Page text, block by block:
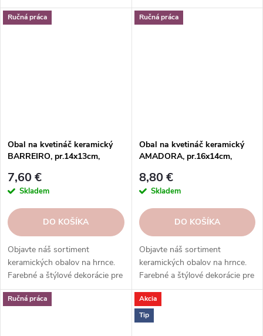
vaše rastliny. Objednajte si ešte
dnes.
vaše rastliny. Objednajte si ešte
dnes.
Ručná práca
Obal na kvetináč keramický
BARREIRO, pr.14x13cm,
7,60 €
Skladem
DO KOŠÍKA
Objavte náš sortiment
keramických obalov na hrnce.
Farebné a štýlové dekorácie pre
vaše rastliny. Objednajte si ešte
dnes.
Ručná práca
Obal na kvetináč keramický
AMADORA, pr.16x14cm,
8,80 €
Skladem
DO KOŠÍKA
Objavte náš sortiment
keramických obalov na hrnce.
Farebné a štýlové dekorácie pre
vaše rastliny. Objednajte si ešte
dnes.
Ručná práca
Akcia
Tip